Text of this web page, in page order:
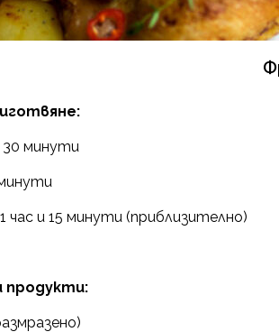
30 минути
и 15 минути (приблизително)
продукти: